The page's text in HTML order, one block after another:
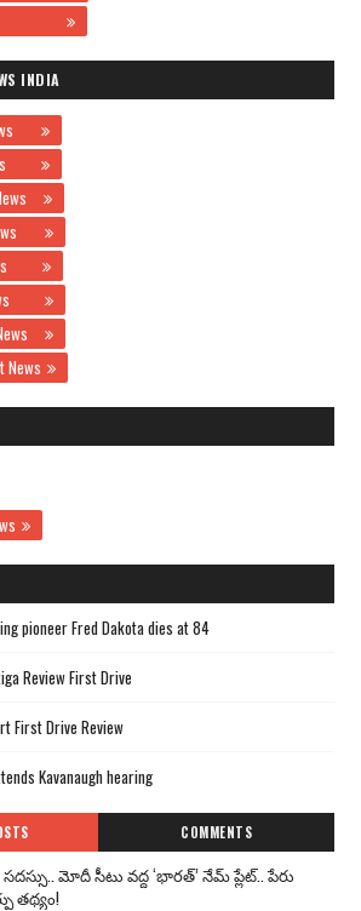
INDIA
News
pioneer Fred Dakota dies at 84
Review First Drive
First Drive Review
Kavanaugh hearing
COMMENTS
మోదీ సీటు వద్ద ‘భారత్’ నేమ్ ప్లేట్‌.. పేరు
తథ్యం!